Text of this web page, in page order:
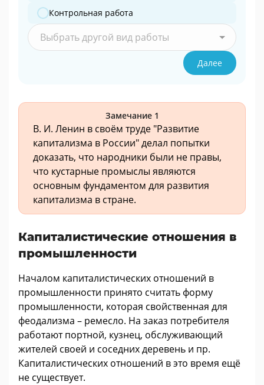
Контрольная работа
Выбрать другой вид работы
Далее
Замечание 1
В. И. Ленин в своём труде "Развитие
капитализма в России" делал попытки
доказать, что народники были не правы,
что кустарные промыслы являются
основным фундаментом для развития
капитализма в стране.
Капиталистические отношения в
промышленности
Началом капиталистических отношений в
промышленности принято считать форму
промышленности, которая свойственная для
феодализма – ремесло. На заказ потребителя
работают портной, кузнец, обслуживающий
жителей своей и соседних деревень и пр.
Капиталистических отношений в это время ещё
не существует.